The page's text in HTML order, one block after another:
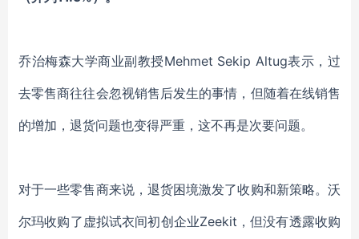
乔治梅森大学商业副教授Mehmet Sekip Altug表示，过
去零售商往往会忽视销售后发生的事情，但随着在线销售
的增加，退货问题也变得严重，这不再是次要问题。
对于一些零售商来说，退货困境激发了收购和新策略。沃
尔玛收购了虚拟试衣间初创企业Zeekit，但没有透露收购